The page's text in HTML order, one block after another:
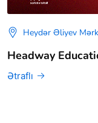
Heydər Əliyev
Headway
Ətraflı